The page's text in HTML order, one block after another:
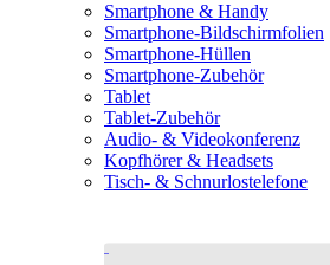
Smartphone & Handy
Smartphone-Bildschirmfolien
Smartphone-Hüllen
Smartphone-Zubehör
Tablet
Tablet-Zubehör
Audio- & Videokonferenz
Kopfhörer & Headsets
Tisch- & Schnurlostelefone